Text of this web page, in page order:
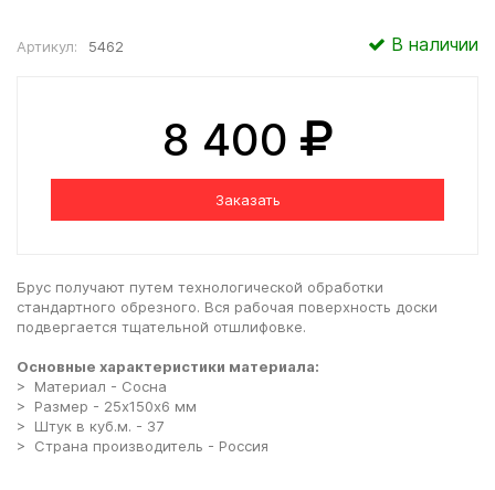
Артикул: 5462 В наличии
8 400
Заказать
Брус получают путем технологической обработки
стандартного обрезного. Вся рабочая поверхность доски
подвергается тщательной отшлифовке.
Основные характеристики материала:
> Материал - Сосна
> Размер - 25х150х6 мм
> Штук в куб.м. - 37
> Страна производитель - Россия